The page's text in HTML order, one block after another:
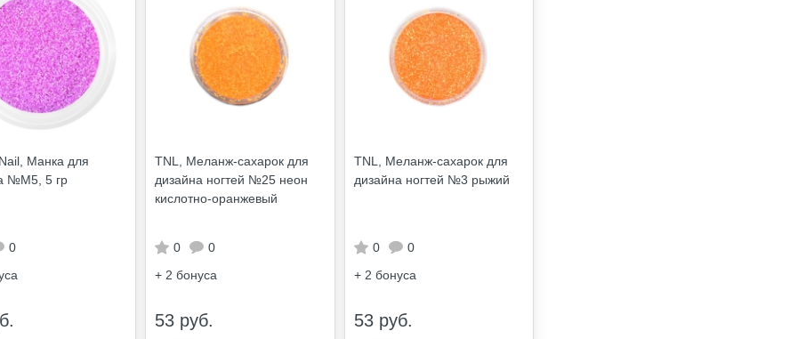
Манка для
№М5, 5 гр
0
TNL, Меланж-сахарок для
дизайна ногтей №25 неон
кислотно-оранжевый
0
0
+ 2 бонуса
53 руб.
TNL, Меланж-сахарок для
дизайна ногтей №3 рыжий
0
0
+ 2 бонуса
53 руб.